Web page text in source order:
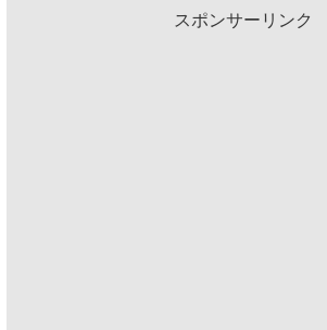
スポンサーリンク